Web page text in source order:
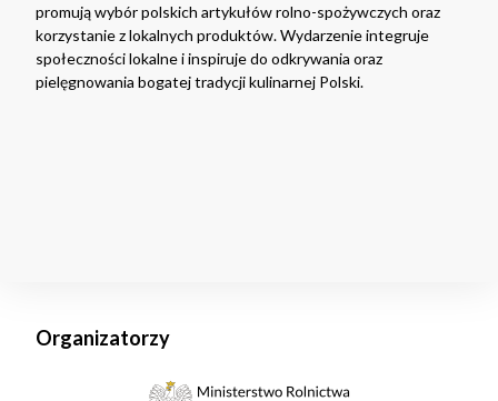
promują wybór polskich artykułów rolno-spożywczych oraz
korzystanie z lokalnych produktów. Wydarzenie integruje
społeczności lokalne i inspiruje do odkrywania oraz
pielęgnowania bogatej tradycji kulinarnej Polski.
Organizatorzy